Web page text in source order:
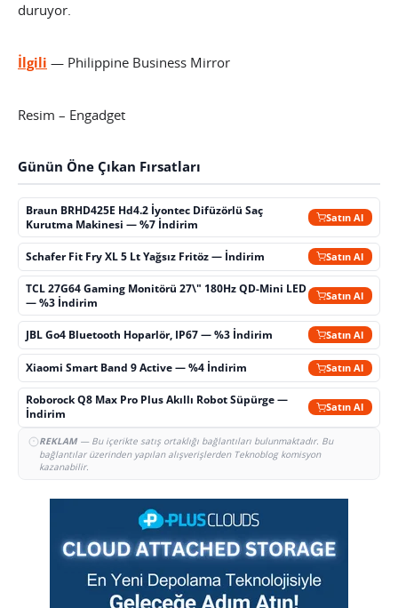
duruyor.
İlgili — Philippine Business Mirror
Resim – Engadget
Günün Öne Çıkan Fırsatları
Braun BRHD425E Hd4.2 İyontec Difüzörlü Saç
Kurutma Makinesi — %7 İndirim
Satın Al
Schafer Fit Fry XL 5 Lt Yağsız Fritöz — İndirim Satın Al
TCL 27G64 Gaming Monitörü 27\" 180Hz QD-Mini LED
— %3 İndirim
Satın Al
JBL Go4 Bluetooth Hoparlör, IP67 — %3 İndirim Satın Al
Xiaomi Smart Band 9 Active — %4 İndirim Satın Al
Roborock Q8 Max Pro Plus Akıllı Robot Süpürge —
İndirim
Satın Al
REKLAM— Bu içerikte satış ortaklığı bağlantıları bulunmaktadır. Bu
bağlantılar üzerinden yapılan alışverişlerden Teknoblog komisyon
kazanabilir.